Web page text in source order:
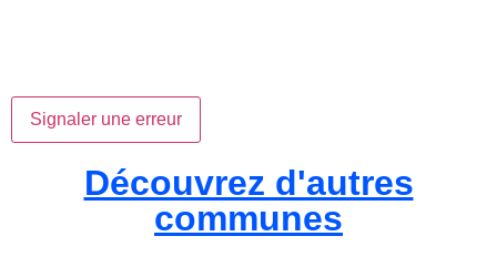
Signaler une erreur
Découvrez d'autres
communes